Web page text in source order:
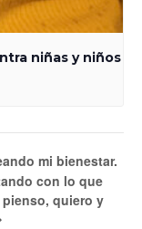
niñas y niños
mi bienestar.
con lo que
quiero y